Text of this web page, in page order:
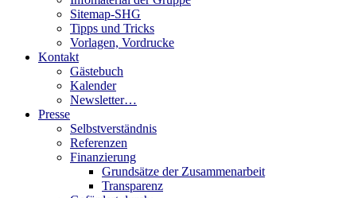
Sitemap-SHG
Tipps und Tricks
Vorlagen, Vordrucke
Kontakt
Gästebuch
Kalender
Newsletter…
Presse
Selbstverständnis
Referenzen
Finanzierung
Grundsätze der Zusammenarbeit
Transparenz